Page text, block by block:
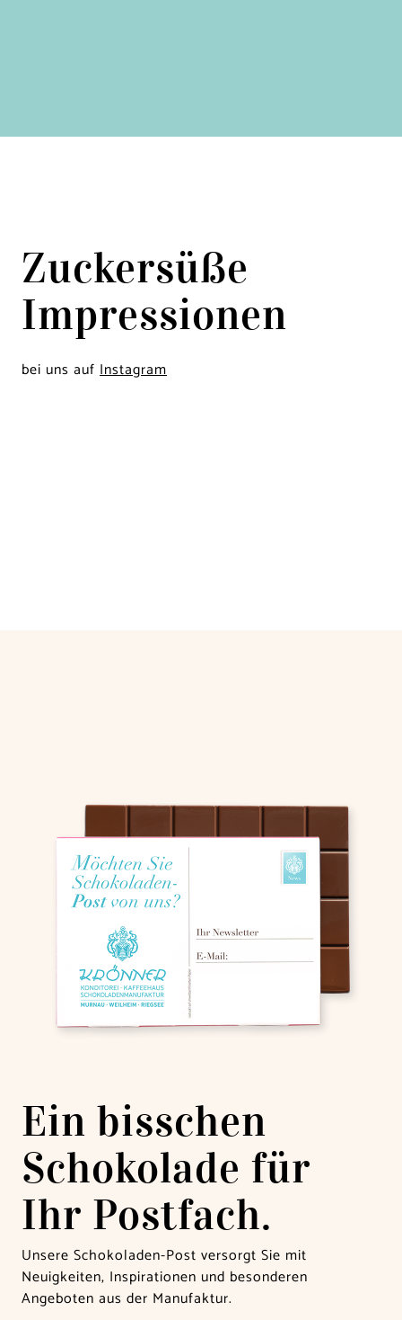
Zuckersüße
Impressionen
bei uns auf Instagram
Ein bisschen
Schokolade für
Ihr Postfach.
Unsere Schokoladen-Post versorgt Sie mit
Neuigkeiten, Inspirationen und besonderen
Angeboten aus der Manufaktur.